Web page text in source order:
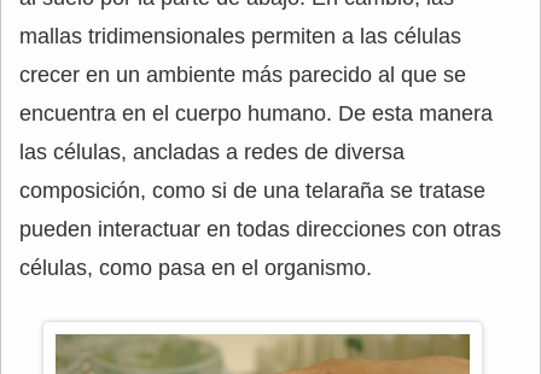
mallas tridimensionales permiten a las células
crecer en un ambiente más parecido al que se
encuentra en el cuerpo humano. De esta manera
las células, ancladas a redes de diversa
composición, como si de una telaraña se tratase
pueden interactuar en todas direcciones con otras
células, como pasa en el organismo.